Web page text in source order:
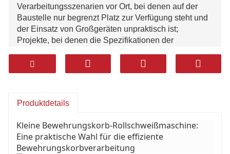
Verarbeitungsszenarien vor Ort, bei denen auf der
Baustelle nur begrenzt Platz zur Verfügung steht und
der Einsatz von Großgeräten unpraktisch ist;
Projekte, bei denen die Spezifikationen der
ist und ein schneller Parameterwechsel erforderlich
ist;
geringe Anforderungen an die Investitionskosten für
haben.
Produktdetails
Kleine Bewehrungskorb-Rollschweißmaschine:
Eine praktische Wahl für die effiziente
Bewehrungskorbverarbeitung